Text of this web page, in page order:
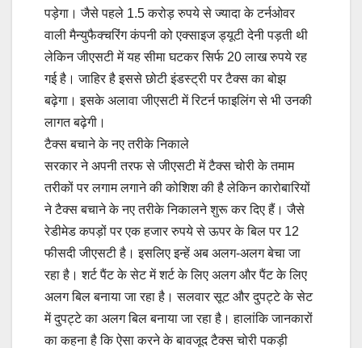
पड़ेगा। जैसे पहले 1.5 करोड़ रुपये से ज्यादा के टर्नओवर
वाली मैन्युफैक्चरिंग कंपनी को एक्साइज ड्यूटी देनी पड़ती थी
लेकिन जीएसटी में यह सीमा घटकर सिर्फ 20 लाख रुपये रह
गई है। जाहिर है इससे छोटी इंडस्ट्री पर टैक्स का बोझ
बढ़ेगा। इसके अलावा जीएसटी में रिटर्न फाइलिंग से भी उनकी
लागत बढ़ेगी।
टैक्स बचाने के नए तरीके निकाले
सरकार ने अपनी तरफ से जीएसटी में टैक्स चोरी के तमाम
तरीकों पर लगाम लगाने की कोशिश की है लेकिन कारोबारियों
ने टैक्स बचाने के नए तरीके निकालने शुरू कर दिए हैं। जैसे
रेडीमेड कपड़ों पर एक हजार रुपये से ऊपर के बिल पर 12
फीसदी जीएसटी है। इसलिए इन्हें अब अलग-अलग बेचा जा
रहा है। शर्ट पैंट के सेट में शर्ट के लिए अलग और पैंट के लिए
अलग बिल बनाया जा रहा है। सलवार सूट और दुपट्टे के सेट
में दुपट्टे का अलग बिल बनाया जा रहा है। हालांकि जानकारों
का कहना है कि ऐसा करने के बावजूद टैक्स चोरी पकड़ी